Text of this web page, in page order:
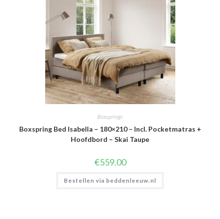
Boxsprings
Boxspring Bed Isabella – 180×210 – Incl. Pocketmatras +
Hoofdbord – Skai Taupe
€559.00
Bestellen via beddenleeuw.nl